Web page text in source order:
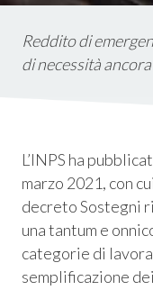
Reddito di
di necessità
L’INPS ha
marzo 2021, con
decreto Sostegni
una tantum e
categorie di
semplificazione